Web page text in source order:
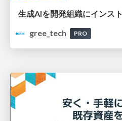
gree_tech
PRO